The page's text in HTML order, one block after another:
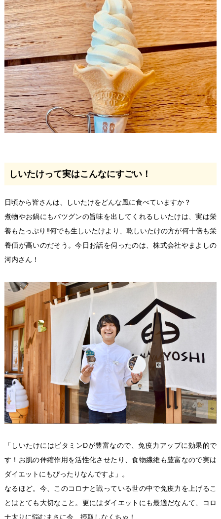
しいたけって実はこんなにすごい！
日頃から皆さんは、しいたけをどんな風に食べていますか？
煮物やお鍋にもバツグンの旨味を出してくれるしいたけは、実は栄
養もたっぷり‼︎何でも生しいたけより、乾しいたけの方が何十倍も栄
養価が高いのだそう。今日お話を伺ったのは、株式会社やまよしの
河内さん！
「しいたけにはビタミンDが豊富なので、免疫力アップに効果的で
す！お肌の伸縮作用を活性化させたり、食物繊維も豊富なので実は
ダイエットにもぴったりなんですよ」。
なるほど。今、このコロナと戦っている世の中で免疫力を上げるこ
とはとても大切なこと。更にはダイエットにも最適だなんて、コロ
ナ太りに悩むまさに今、摂取しなくちゃ！